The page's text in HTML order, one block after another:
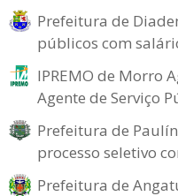
Prefeitura de
públicos com
IPREMO de Morro
Agente de Serviço
Prefeitura de
processo seletivo
Prefeitura de